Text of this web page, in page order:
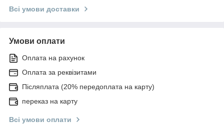
Всі умови доставки
Умови оплати
Оплата на рахунок
Оплата за реквізитами
Післяплата (20% передоплата на карту)
переказ на карту
Всі умови оплати